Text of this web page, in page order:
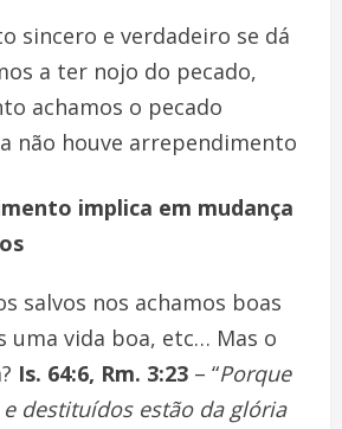
sincero e verdadeiro se dá
a ter nojo do pecado,
achamos o pecado
não houve arrependimento
implica em mudança
salvos nos achamos boas
uma vida boa, etc… Mas o
Is. 64:6, Rm. 3:23 – “Porque
destituídos estão da glória